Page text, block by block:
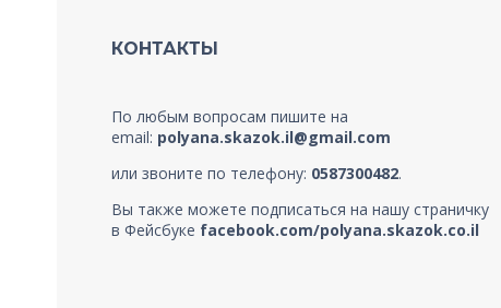
КОНТАКТЫ
По любым вопросам пишите на
email: polyana.skazok.il@gmail.com
или звоните по телефону: 0587300482.
Вы также можете подписаться на нашу страничку
в Фейсбуке facebook.com/polyana.skazok.co.il